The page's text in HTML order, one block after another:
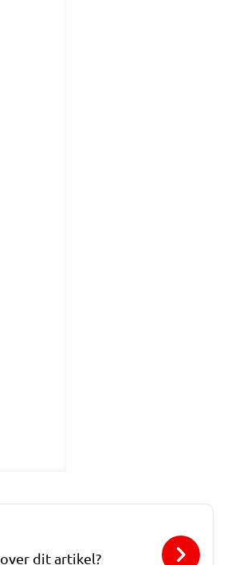
dit artikel?